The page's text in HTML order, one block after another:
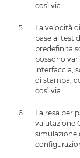
così via.
La velocità
base ai test
predefinita
possono
interfaccia,
di stampa,
così via.
La resa per
valutazione
simulazione